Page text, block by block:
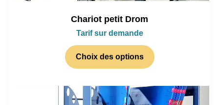
Chariot petit Drom
Tarif sur demande
Choix des options